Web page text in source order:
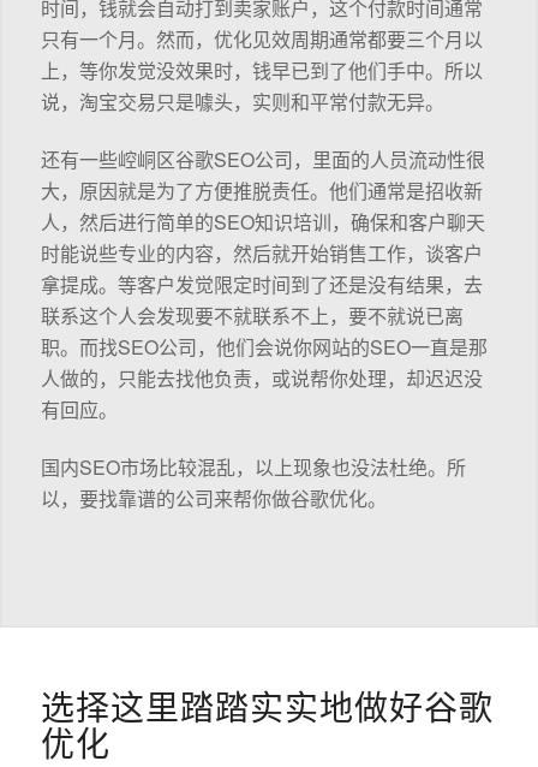
时间，钱就会自动打到卖家账户，这个付款时间通常
只有一个月。然而，优化见效周期通常都要三个月以
上，等你发觉没效果时，钱早已到了他们手中。所以
说，淘宝交易只是噱头，实则和平常付款无异。
还有一些崆峒区谷歌SEO公司，里面的人员流动性很
大，原因就是为了方便推脱责任。他们通常是招收新
人，然后进行简单的SEO知识培训，确保和客户聊天
时能说些专业的内容，然后就开始销售工作，谈客户
拿提成。等客户发觉限定时间到了还是没有结果，去
联系这个人会发现要不就联系不上，要不就说已离
职。而找SEO公司，他们会说你网站的SEO一直是那
人做的，只能去找他负责，或说帮你处理，却迟迟没
有回应。
国内SEO市场比较混乱，以上现象也没法杜绝。所
以，要找靠谱的公司来帮你做谷歌优化。
选择这里踏踏实实地做好谷歌
优化